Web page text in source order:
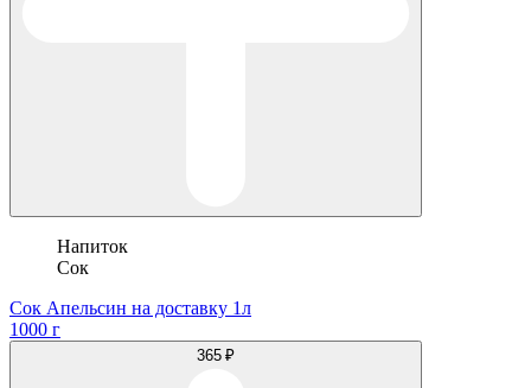
Напиток
Сок
Сок Апельсин на доставку 1л
1000 г
365 ₽